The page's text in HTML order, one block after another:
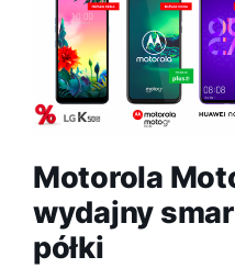
Motorola
wydajny
półki